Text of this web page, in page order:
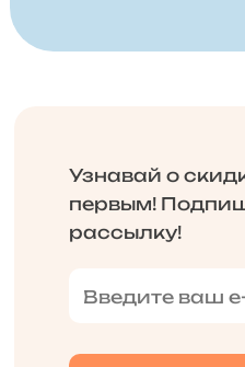
Узнавай о
первым!
рассылку!